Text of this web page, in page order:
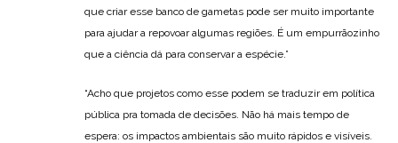
que criar esse banco de gametas pode ser muito importante
para ajudar a repovoar algumas regiões. É um empurrãozinho
que a ciência dá para conservar a espécie.”
“Acho que projetos como esse podem se traduzir em política
pública pra tomada de decisões. Não há mais tempo de
espera: os impactos ambientais são muito rápidos e visíveis.